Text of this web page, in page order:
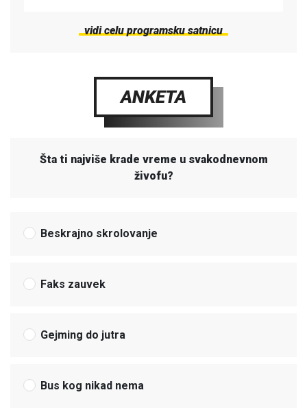
vidi celu programsku satnicu
ANKETA
Šta ti najviše krade vreme u svakodnevnom
živofu?
Beskrajno skrolovanje
Faks zauvek
Gejming do jutra
Bus kog nikad nema